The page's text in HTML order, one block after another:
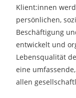
Klient:innen
persönlichen,
Beschäftigung
entwickelt und
Lebensqualität
eine
allen